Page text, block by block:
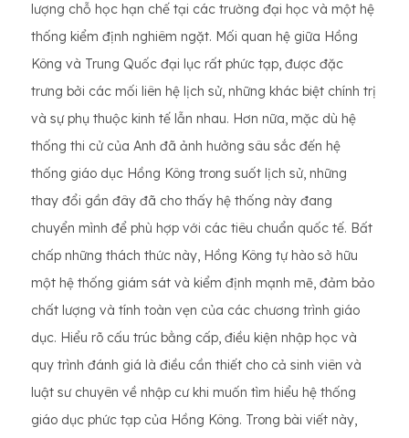
lượng chỗ học hạn chế tại các trường đại học và một hệ
thống kiểm định nghiêm ngặt. Mối quan hệ giữa Hồng
Kông và Trung Quốc đại lục rất phức tạp, được đặc
trưng bởi các mối liên hệ lịch sử, những khác biệt chính trị
và sự phụ thuộc kinh tế lẫn nhau. Hơn nữa, mặc dù hệ
thống thi cử của Anh đã ảnh hưởng sâu sắc đến hệ
thống giáo dục Hồng Kông trong suốt lịch sử, những
thay đổi gần đây đã cho thấy hệ thống này đang
chuyển mình để phù hợp với các tiêu chuẩn quốc tế. Bất
chấp những thách thức này, Hồng Kông tự hào sở hữu
một hệ thống giám sát và kiểm định mạnh mẽ, đảm bảo
chất lượng và tính toàn vẹn của các chương trình giáo
dục. Hiểu rõ cấu trúc bằng cấp, điều kiện nhập học và
quy trình đánh giá là điều cần thiết cho cả sinh viên và
luật sư chuyên về nhập cư khi muốn tìm hiểu hệ thống
giáo dục phức tạp của Hồng Kông. Trong bài viết này,